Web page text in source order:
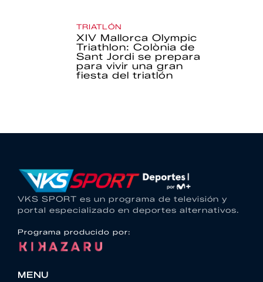
TRIATLÓN
XIV Mallorca Olympic
Triathlon: Colònia de
Sant Jordi se prepara
para vivir una gran
fiesta del triatlón
VKS SPORT es un programa de televisión y
portal especializado en deportes alternativos.
Programa producido por:
MENU